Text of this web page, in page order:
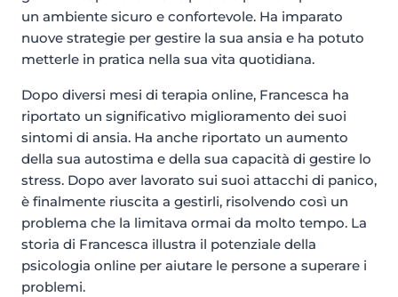
un ambiente sicuro e confortevole. Ha imparato
nuove strategie per gestire la sua ansia e ha potuto
metterle in pratica nella sua vita quotidiana.
Dopo diversi mesi di terapia online, Francesca ha
riportato un significativo miglioramento dei suoi
sintomi di ansia. Ha anche riportato un aumento
della sua autostima e della sua capacità di gestire lo
stress. Dopo aver lavorato sui suoi attacchi di panico,
è finalmente riuscita a gestirli, risolvendo così un
problema che la limitava ormai da molto tempo. La
storia di Francesca illustra il potenziale della
psicologia online per aiutare le persone a superare i
problemi.